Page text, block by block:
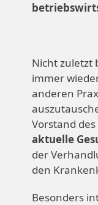
Nicht zuletzt
immer
anderen
Vorstand des
aktuelle
der
den
Besonders